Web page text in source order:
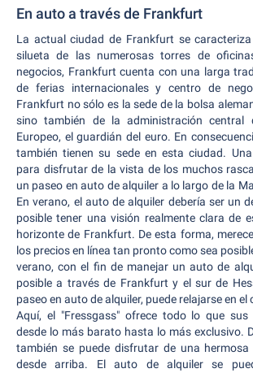
En auto a través de Frankfurt
La actual ciudad de Frankfurt se
silueta de las numerosas torres de
negocios, Frankfurt cuenta con una larga
de ferias internacionales y centro de
Frankfurt no sólo es la sede de la bolsa
sino también de la administración central
Europeo, el guardián del euro. En
también tienen su sede en esta ciudad.
para disfrutar de la vista de los muchos
un paseo en auto de alquiler a lo largo de la
En verano, el auto de alquiler debería ser un
posible tener una visión realmente clara de
horizonte de Frankfurt. De esta forma,
los precios en línea tan pronto como sea
verano, con el fin de manejar un auto de
posible a través de Frankfurt y el sur de
paseo en auto de alquiler, puede relajarse en el
Aquí, el "Fressgass" ofrece todo lo que sus
desde lo más barato hasta lo más exclusivo.
también se puede disfrutar de una
desde arriba. El auto de alquiler se